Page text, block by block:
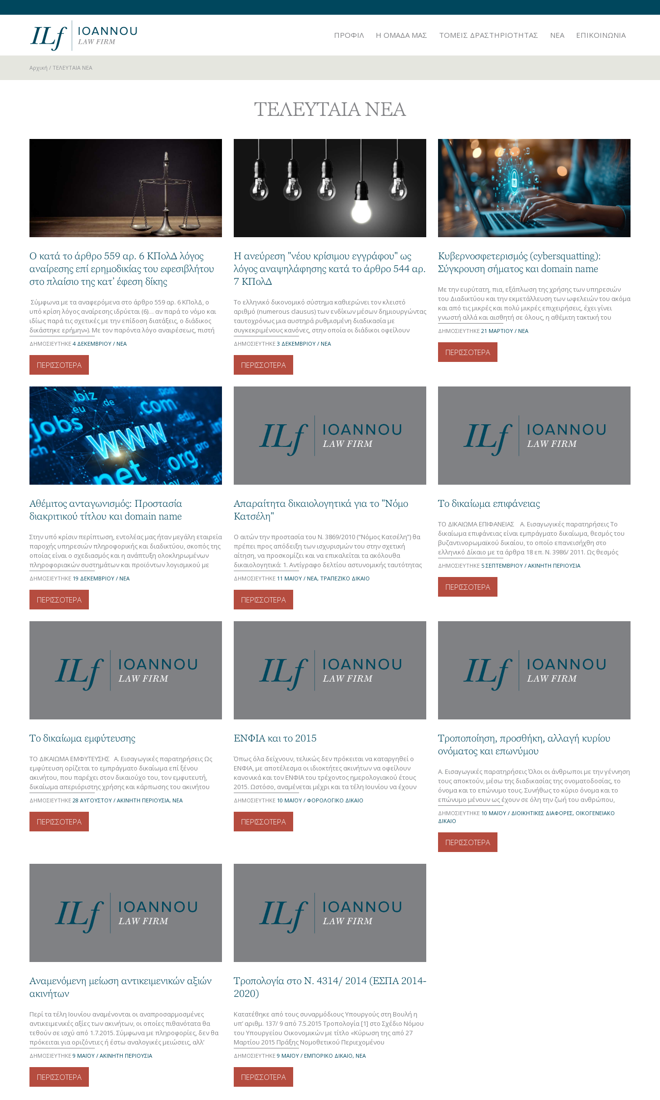
ΠΡΟΦΙΛ H ΟΜΑΔΑ ΜΑΣ TOMEIΣ ΔΡΑΣΤΗΡΙΟΤΗΤΑΣ ΝΕΑ ΕΠΙΚΟΙΝΩΝΙΑ
Αρχική / ΤΕΛΕΥΤΑΙΑ ΝΕΑ
ΤΕΛΕΥΤΑΙΑ ΝΕΑ
Ο κατά το άρθρο 559 αρ. 6 ΚΠολΔ λόγος
αναίρεσης επί ερημοδικίας του εφεσιβλήτου
στο πλαίσιο της κατ’ έφεση δίκης
Σύμφωνα με τα αναφερόμενα στο άρθρο 559 αρ. 6 ΚΠολΔ, ο
υπό κρίση λόγος αναίρεσης ιδρύεται (6)… αν παρά το νόμο και
ιδίως παρά τις σχετικές με την επίδοση διατάξεις, ο διάδικος
δικάστηκε ερήμην»). Με τον παρόντα λόγο αναιρέσεως, πιστή
αποτύπωση της βασικής δικονομικής αρχής «μηδένα δικάζειν
ανήκουστον» (κατ’ άρθρο 110 ΚΠολΔ, 20 Σ και […]
ΔΗΜΟΣΙΕΥΤΗΚΕ 4 ΔΕΚΕΜΒΡΊΟΥ / ΝΕΑ
ΠΕΡΙΣΣΟΤΕΡΑ
Η ανεύρεση "νέου κρίσιμου εγγράφου" ως
λόγος αναψηλάφησης κατά το άρθρο 544 αρ.
7 ΚΠολΔ
Το ελληνικό δικονομικό σύστημα καθιερώνει τον κλειστό
αριθμό (numerous clausus) των ενδίκων μέσων δημιουργώντας
ταυτοχρόνως μια αυστηρά ρυθμισμένη διαδικασία με
συγκεκριμένους κανόνες, στην οποία οι διάδικοι οφείλουν
δικονομικώς να υποτάσσονται. Η αναψηλάφηση (538 – 551
ΚΠολΔ), διαρθρώνεται στον ΚΠολΔ ως έκτακτο, μη
μεταβιβαστικό, μη ανασταλτικό ένδικο μέσο (544, 546 ΚΠολΔ) το
οποίο ασκείται για τους […]
ΔΗΜΟΣΙΕΥΤΗΚΕ 3 ΔΕΚΕΜΒΡΊΟΥ / ΝΕΑ
ΠΕΡΙΣΣΟΤΕΡΑ
Κυβερνοσφετερισμός (cybersquatting):
Σύγκρουση σήματος και domain name
Με την ευρύτατη, πια, εξάπλωση της χρήσης των υπηρεσιών
του Διαδικτύου και την εκμετάλλευση των ωφελειών του ακόμα
και από τις μικρές και πολύ μικρές επιχειρήσεις, έχει γίνει
γνωστή αλλά και αισθητή σε όλους, η αθέμιτη τακτική του
κυβερνοσφετερισμού («cybersquatting»), ήτοι η κακόπιστη
καταχώρηση ως domain name ή/ και η χρήση ενός τέτοιου, το
οποίο […]
ΔΗΜΟΣΙΕΥΤΗΚΕ 21 ΜΑΡΤΊΟΥ / ΝΕΑ
ΠΕΡΙΣΣΟΤΕΡΑ
Αθέμιτος ανταγωνισμός: Προστασία
διακριτικού τίτλου και domain name
Στην υπό κρίσιν περίπτωση, εντολέας μας ήταν μεγάλη εταιρεία
παροχής υπηρεσιών πληροφορικής και διαδικτύου, σκοπός της
οποίας είναι ο σχεδιασμός και η ανάπτυξη ολοκληρωμένων
πληροφοριακών συστημάτων και προϊόντων λογισμικού με
χρήση τεχνολογιών αιχμής, Η εταιρεία αυτή δραστηριοποιείται
από το έτος 2008, με ένα συγκεκριμένο διακριτικό τίτλο,
-αποτελούμενο από δύο λέξεις-, ενώ ο τίτλος αυτός αποτελεί
[…]
ΔΗΜΟΣΙΕΥΤΗΚΕ 19 ΔΕΚΕΜΒΡΊΟΥ / ΝΕΑ
ΠΕΡΙΣΣΟΤΕΡΑ
Απαραίτητα δικαιολογητικά για το "Νόμο
Κατσέλη"
Ο αιτών την προστασία του Ν. 3869/2010 (“Νόμος Κατσέλη”) θα
πρέπει προς απόδειξη των ισχυρισμών του στην σχετική
αίτηση, να προσκομίζει και να επικαλείται τα ακόλουθα
δικαιολογητικά: 1. Αντίγραφο δελτίου αστυνομικής ταυτότητας
(αν υπάρχει σύζυγος και των δύο), 2. Πρόσφατο πιστοποιητικό
οικογενειακής κατάστασης, 3. Ε1 των τελευταίων τριών
οικονομικών (3) ετών, 4. Εκκαθαριστικά σημειώματα των […]
ΔΗΜΟΣΙΕΥΤΗΚΕ 11 ΜΑΪ́ΟΥ / ΝΕΑ, ΤΡΑΠΕΖΙΚΟ ΔΙΚΑΙΟ
ΠΕΡΙΣΣΟΤΕΡΑ
Το δικαίωμα επιφάνειας
ΤΟ ΔΙΚΑΙΩΜΑ ΕΠΙΦΑΝΕΙΑΣ Α. Εισαγωγικές παρατηρήσεις Το
δικαίωμα επιφάνειας είναι εμπράγματο δικαίωμα, θεσμός του
βυζαντινορωμαϊκού δικαίου, το οποίο επανεισήχθη στο
ελληνικό Δίκαιο με τα άρθρα 18 επ. Ν. 3986/ 2011. Ως θεσμός
απαντάται στο Δίκαιο και άλλων κρατών, όπως επί
παραδείγματι της Γερμανίας, της Ελβετίας, της Γαλλίας και της
Ιταλίας. Β. Τι είναι […]
ΔΗΜΟΣΙΕΥΤΗΚΕ 5 ΣΕΠΤΕΜΒΡΊΟΥ / ΑΚΙΝΗΤΗ ΠΕΡΙΟΥΣΙΑ
ΠΕΡΙΣΣΟΤΕΡΑ
Το δικαίωμα εμφύτευσης
TO ΔΙΚΑΙΩΜΑ ΕΜΦΥΤΕΥΣΗΣ Α. Εισαγωγικές παρατηρήσεις Ως
εμφύτευση ορίζεται το εμπράγματο δικαίωμα επί ξένου
ακινήτου, που παρέχει στον δικαιούχο του, τον εμφυτευτή,
δικαίωμα απεριόριστης χρήσης και κάρπωσης του ακινήτου
σαν να ήταν κύριος του. Μάλιστα, το δικαίωμα της εμφύτευσης
δεν εφαρμόζεται μόνο επί αγροτικών ακινήτων, σύνηθες, αλλά
και επί των οικοδομημάτων που υπάρχουν σε […]
ΔΗΜΟΣΙΕΥΤΗΚΕ 28 ΑΥΓΟΎΣΤΟΥ / ΑΚΙΝΗΤΗ ΠΕΡΙΟΥΣΙΑ, ΝΕΑ
ΠΕΡΙΣΣΟΤΕΡΑ
ΕΝΦΙΑ και το 2015
Όπως όλα δείχνουν, τελικώς δεν πρόκειται να καταργηθεί ο
ΕΝΦΙΑ, με αποτέλεσμα οι ιδιοκτήτες ακινήτων να οφείλουν
κανονικά και τον ΕΝΦΙΑ του τρέχοντος ημερολογιακού έτους
2015. Ωστόσο, αναμένεται μέχρι και τα τέλη Ιουνίου να έχουν
δημοσιευθεί οι νέες, μειωμένες, αντικειμενικές αξίες, με πιθανή
ισχύ από τις αρχές Ιουλίου, με αποτέλεσμα να μειωθεί και το
ποσό […]
ΔΗΜΟΣΙΕΥΤΗΚΕ 10 ΜΑΪ́ΟΥ / ΦΟΡΟΛΟΓΙΚΟ ΔΙΚΑΙΟ
ΠΕΡΙΣΣΟΤΕΡΑ
Τροποποίηση, προσθήκη, αλλαγή κυρίου
ονόματος και επωνύμου
Α. Εισαγωγικές παρατηρήσεις Όλοι οι άνθρωποι με την γέννηση
τους αποκτούν, μέσω της διαδικασίας της ονοματοδοσίας, το
όνομα και το επώνυμο τους. Συνήθως το κύριο όνομα και το
επώνυμο μένουν ως έχουν σε όλη την ζωή του ανθρώπου,
δίχως αλλαγές και τροποποιήσεις. Όμως, πολλές φορές
παρατηρούνται φαινόμενα στην ζωή του ανθρώπου που το
ΔΗΜΟΣΙΕΥΤΗΚΕ 10 ΜΑΪ́ΟΥ / ΔΙΟΙΚΗΤΙΚΕΣ ΔΙΑΦΟΡΕΣ, ΟΙΚΟΓΕΝΕΙΑΚΟ
ΔΙΚΑΙΟ
ΠΕΡΙΣΣΟΤΕΡΑ
Αναμενόμενη μείωση αντικειμενικών αξιών
ακινήτων
Περί τα τέλη Ιουνίου αναμένονται οι αναπροσαρμοσμένες
αντικειμενικές αξίες των ακινήτων, οι οποίες πιθανότατα θα
τεθούν σε ισχύ από 1.7.2015. Σύμφωνα με πληροφορίες, δεν θα
πρόκειται για οριζόντιες ή έστω αναλογικές μειώσεις, αλλ’
αντίθετα η αναπροσαρμογή στόχο θα έχει την προσέγγιση,
κατά το μέτρο του δυνατού, των εμπορικών-πραγματικών
αξιών με τις αντικειμενικές. Έτσι, θα υπάρξει […]
ΔΗΜΟΣΙΕΥΤΗΚΕ 9 ΜΑΪ́ΟΥ / ΑΚΙΝΗΤΗ ΠΕΡΙΟΥΣΙΑ
ΠΕΡΙΣΣΟΤΕΡΑ
Τροπολογία στο Ν. 4314/ 2014 (ΕΣΠΑ 2014-
2020)
Κατατέθηκε από τους συναρμόδιους Υπουργούς στη Βουλή η
υπ’ αριθμ. 137/ 9 από 7.5.2015 Τροπολογία [1] στο Σχέδιο Νόμου
του Υπουργείου Οικονομικών με τίτλο «Κύρωση της από 27
Μαρτίου 2015 Πράξης Νομοθετικού Περιεχομένου
“Κατεπείγουσα ρύθμιση για τη βιωσιμότητα της Ελληνικής
Βιομηχανίας Ζάχαρης Α.Ε. και τις ληξιπρόθεσμες οφειλές”», η
οποία, μεταξύ άλλων, επιφέρει τροποποιήσεις στο Ν. 4314/2014
[…]
ΔΗΜΟΣΙΕΥΤΗΚΕ 9 ΜΑΪ́ΟΥ / ΕΜΠΟΡΙΚΟ ΔΙΚΑΙΟ, ΝΕΑ
ΠΕΡΙΣΣΟΤΕΡΑ